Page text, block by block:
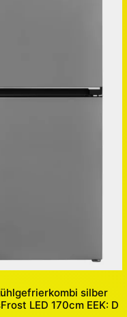
silber
LED 170cm EEK: D